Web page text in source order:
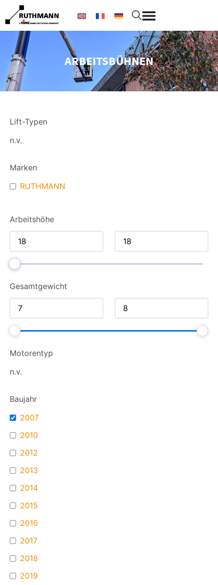
ARBEITSBÜHNEN
Lift-Typen
n.v.
Marken
RUTHMANN
Arbeitshöhe
Gesamt­gewicht
Motorentyp
n.v.
Baujahr
2007
2010
2012
2013
2014
2015
2016
2017
2018
2019